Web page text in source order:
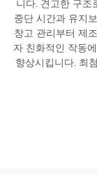
니다. 견고한 구조
중단 시간과 유지
창고 관리부터 제
자 친화적인 작동
향상시킵니다. 최